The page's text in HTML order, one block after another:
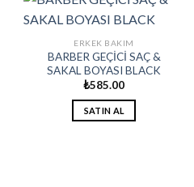
ERKEK BAKIM
BARBER GEÇİCİ SAÇ &
SAKAL BOYASI BLACK
₺585.00
SATIN AL